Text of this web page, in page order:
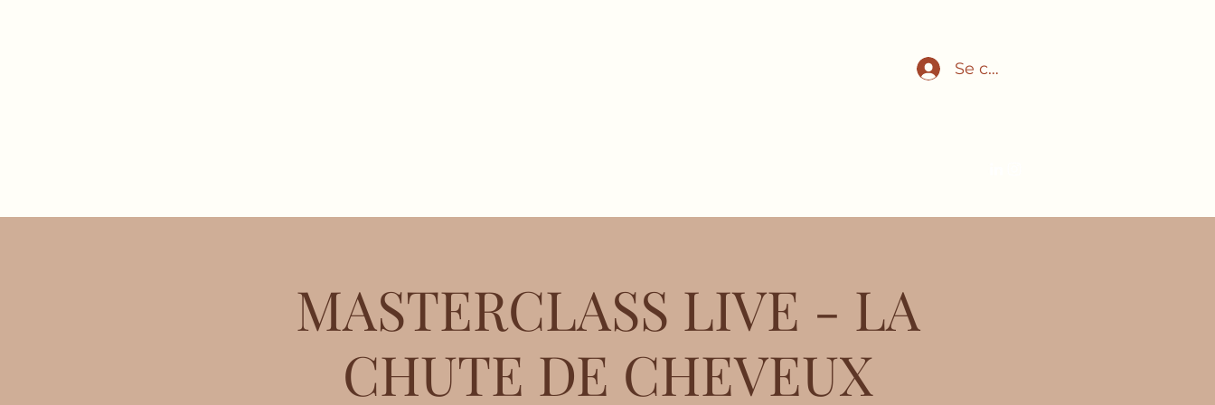
Se connecter
MASTERCLASS LIVE - LA
CHUTE DE CHEVEUX